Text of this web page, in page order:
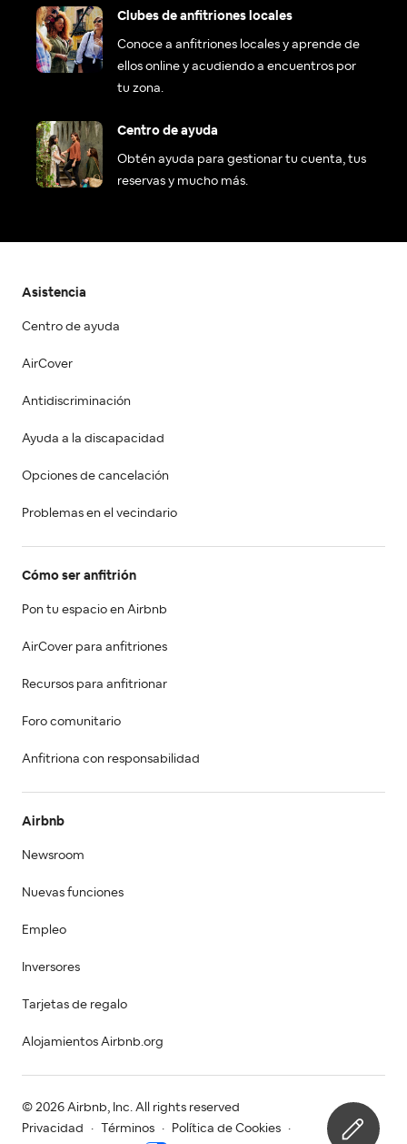
Clubes de anfitriones locales
Conoce a anfitriones locales y aprende de
ellos online y acudiendo a encuentros por
tu zona.
Centro de ayuda
Obtén ayuda para gestionar tu cuenta, tus
reservas y mucho más.
Asistencia
Centro de ayuda
AirCover
Antidiscriminación
Ayuda a la discapacidad
Opciones de cancelación
Problemas en el vecindario
Cómo ser anfitrión
Pon tu espacio en Airbnb
AirCover para anfitriones
Recursos para anfitrionar
Foro comunitario
Anfitriona con responsabilidad
Airbnb
Newsroom
Nuevas funciones
Empleo
Inversores
Tarjetas de regalo
Alojamientos Airbnb.org
© 2026 Airbnb, Inc. All rights reserved
Privacidad
· Términos · Política de Cookies
·